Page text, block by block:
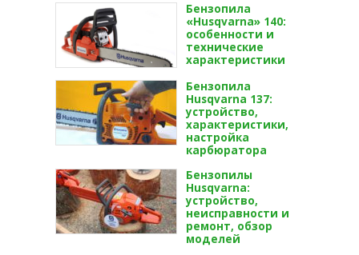
Бензопила
«Husqvarna» 140:
особенности и
технические
характеристики
Бензопила
Husqvarna 137:
устройство,
характеристики,
настройка
карбюратора
Бензопилы
Husqvarna:
устройство,
неисправности и
ремонт, обзор
моделей